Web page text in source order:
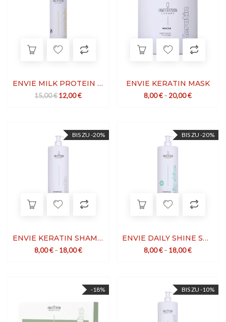
ENVIE MILK PROTEIN 2 PHASES
15,00€Ursprünglicher Preis war: 15,00 €
12,00€Aktueller Preis ist: 12,00 €.
ENVIE KERATIN MASK
8,00€– 20,00€
BIS ZU -20%
ENVIE KERATIN SHAMPOO
8,00€– 18,00€
BIS ZU -20%
ENVIE DAILY SHINE SHAMPOO
8,00€– 18,00€
-18% BIS ZU -10%